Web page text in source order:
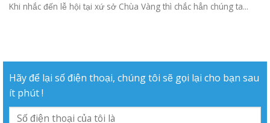
Khi nhắc đến lễ hội tại xứ sở Chùa Vàng thì chắc hẳn chúng ta...
Hãy để lại số điện thoại, chúng tôi sẽ gọi lại cho bạn sau
ít phút !